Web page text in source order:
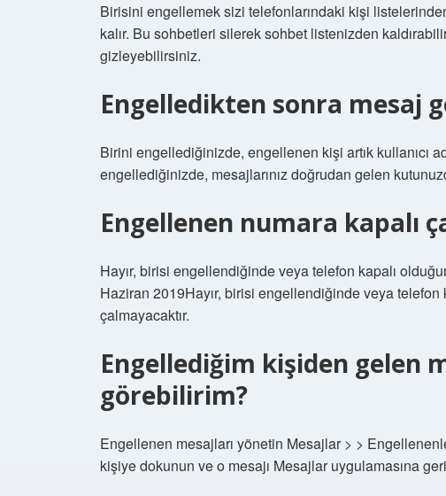
Birisini engellemek sizi telefonlarındaki kişi
kalır. Bu sohbetleri silerek sohbet listenizden
gizleyebilirsiniz.
Engelledikten sonra mesaj
Birini engellediğinizde, engellenen kişi artık kullanıcı
engellediğinizde, mesajlarınız doğrudan gelen
Engellenen numara kapalı
Hayır, birisi engellendiğinde veya telefon kapalı
Haziran 2019Hayır, birisi engellendiğinde veya
çalmayacaktır.
Engellediğim kişiden gelen
görebilirim?
Engellenen mesajları yönetin Mesajlar > >
kişiye dokunun ve o mesajı Mesajlar uygulamasına